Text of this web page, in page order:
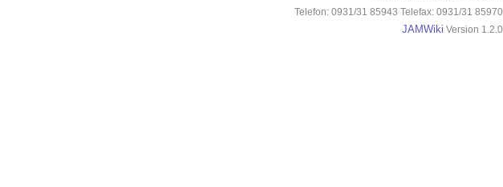
Telefon: 0931/31 85943 Telefax: 0931/31 85970
JAMWiki Version 1.2.0